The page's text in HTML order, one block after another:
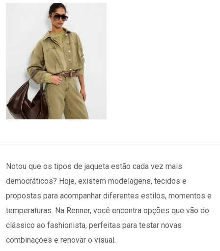
Notou que os tipos de jaqueta estão cada vez mais
democráticos? Hoje, existem modelagens, tecidos e
propostas para acompanhar diferentes estilos, momentos e
temperaturas. Na Renner, você encontra opções que vão do
clássico ao fashionista, perfeitas para testar novas
combinações e renovar o visual.